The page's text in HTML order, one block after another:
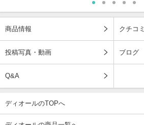
商品情報 クチコミ
投稿写真・動画 ブログ
Q&A
ディオールのTOPへ